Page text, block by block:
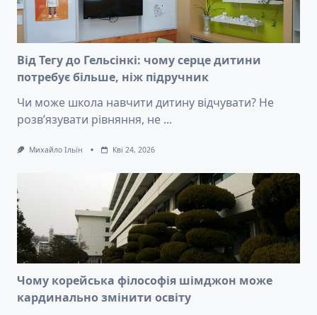
Від Тегу до Гельсінкі: чому серце дитини
потребує більше, ніж підручник
Чи може школа навчити дитину відчувати? Не
розв’язувати рівняння, не ...
Михайло Ільїн Кві 24, 2026
Чому корейська філософія шімджон може
кардинально змінити освіту